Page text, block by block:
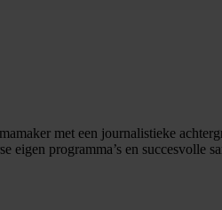
met een journalistieke
eigen programma’s en succesvolle